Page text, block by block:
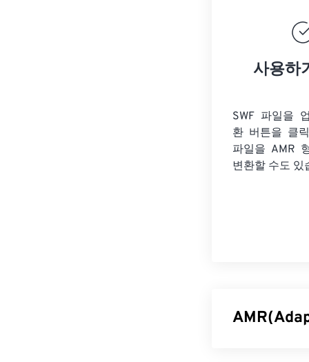
사용하
SWF 파일을
환 버튼을 클
파일을 AMR
변환할 수도 있